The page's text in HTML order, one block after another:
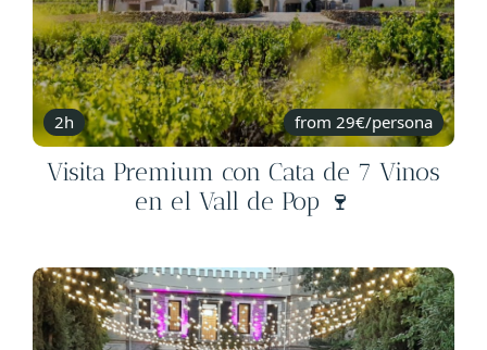
2h from 29€/persona
Visita Premium con Cata de 7 Vinos
en el Vall de Pop 🍷